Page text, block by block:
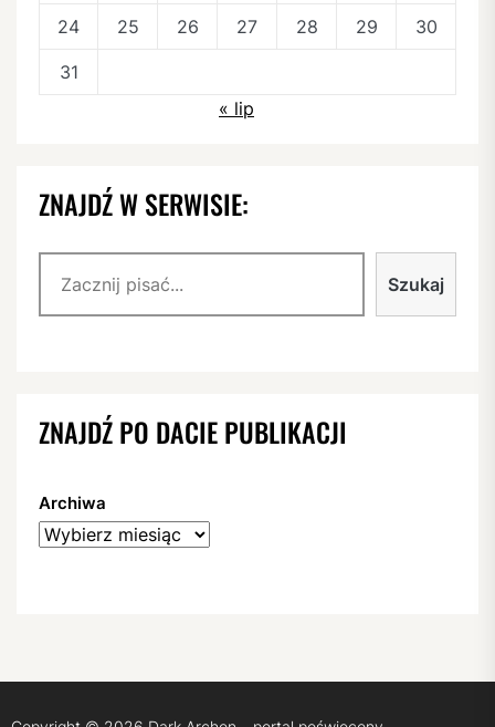
24 25 26 27 28 29 30
31
« lip
ZNAJDŹ W SERWISIE:
Szukaj
ZNAJDŹ PO DACIE PUBLIKACJI
Archiwa